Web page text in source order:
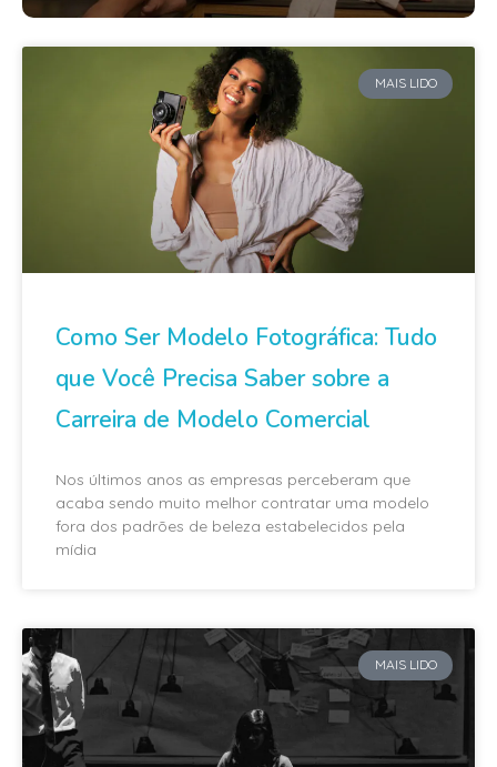
MAIS LIDO
Como Ser Modelo Fotográfica: Tudo
que Você Precisa Saber sobre a
Carreira de Modelo Comercial
Nos últimos anos as empresas perceberam que
acaba sendo muito melhor contratar uma modelo
fora dos padrões de beleza estabelecidos pela
mídia
MAIS LIDO